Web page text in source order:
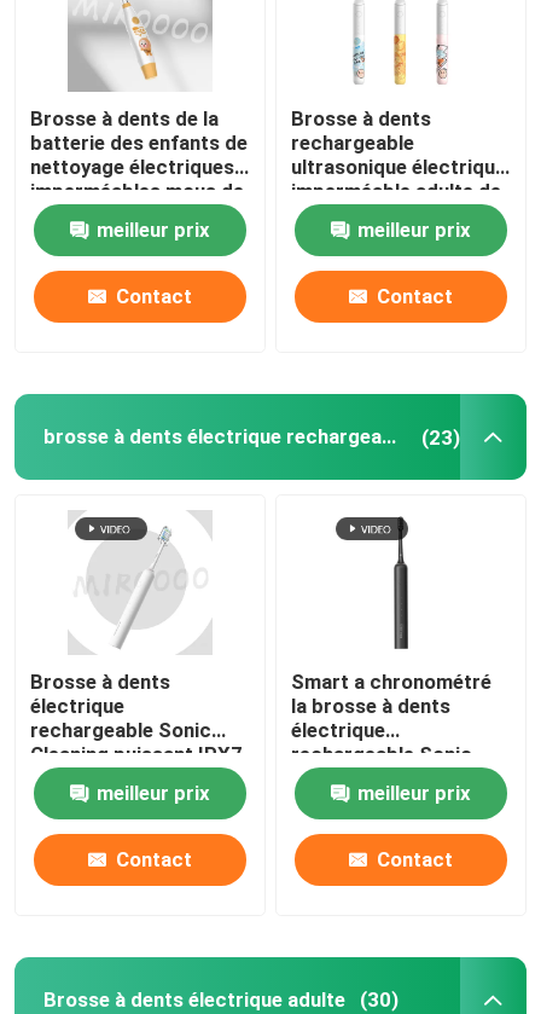
Brosse à dents de la
batterie des enfants de
nettoyage électriques
imperméables mous de
la brosse à dents IPX7
meilleur prix
Contact
Brosse à dents
rechargeable
ultrasonique électrique
imperméable adulte de
la brosse à dents IPX7
meilleur prix
Contact
brosse à dents électrique rechargeable (23)
Brosse à dents
électrique
rechargeable Sonic
Cleaning puissant IPX7
de 4 modes
imperméablemeilleur prix
Contact
Smart a chronométré
la brosse à dents
électrique
rechargeable Sonic
Wireless Charging
Waterproofmeilleur prix
Contact
Brosse à dents électrique adulte (30)